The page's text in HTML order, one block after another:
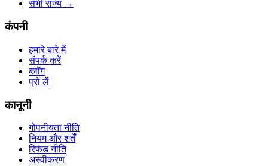
सभी राज्य →
कंपनी
हमारे बारे में
संपर्क करें
ब्लॉग
प्रो लें
कानूनी
गोपनीयता नीति
नियम और शर्तें
रिफंड नीति
अस्वीकरण